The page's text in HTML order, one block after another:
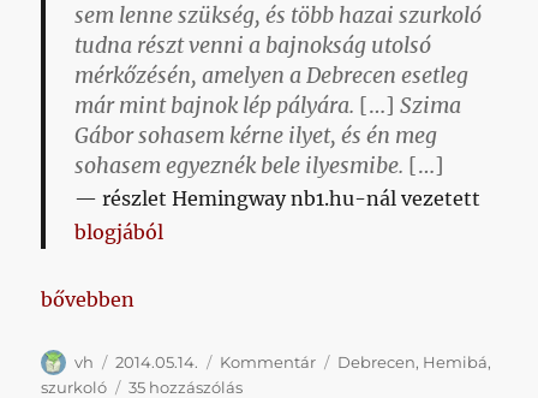
sem lenne szükség, és több hazai szurkoló
tudna részt venni a bajnokság utolsó
mérkőzésén, amelyen a Debrecen esetleg
már mint bajnok lép pályára. […] Szima
Gábor sohasem kérne ilyet, és én meg
sohasem egyeznék bele ilyesmibe. […]
részlet Hemingway nb1.hu-nál vezetett
blogjából
„Csak mondanám, hogy minden híreszteléssel
bővebben
Szerző
vh Közzétéve
2014.05.14. Kategória
Kommentár Címke
Debrecen, Hemibá,
szurkoló
35 hozzászólásCsak